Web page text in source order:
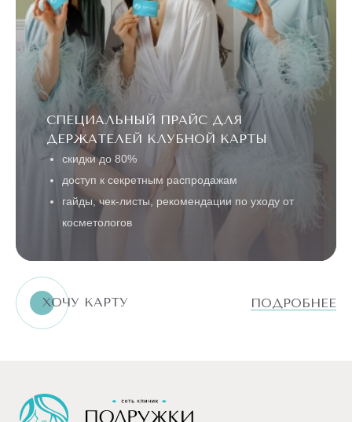
СПЕЦИАЛЬНЫЙ ПРАЙС ДЛЯ
ДЕРЖАТЕЛЕЙ КЛУБНОЙ КАРТЫ
скидки до 80%
доступ к секретным распродажам
гайды, чек-листы, рекомендации по уходу от
косметологов
ХОЧУ КАРТУ ПОДРОБНЕЕ